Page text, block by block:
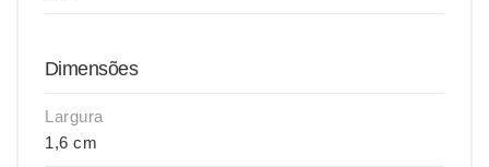
Dimensões
Largura
1,6 cm